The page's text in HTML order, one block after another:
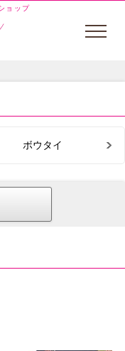
ョップ
ボウタイ